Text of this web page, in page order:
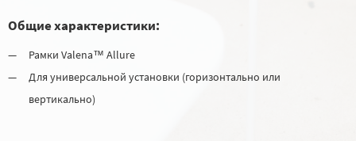
Общие характеристики:
Рамки Valena™ Allure
Для универсальной установки (горизонтально или
вертикально)